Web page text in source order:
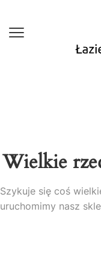
Wielkie
Szykuje się coś
uruchomimy nasz